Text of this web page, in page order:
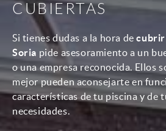
CUBIERTAS
Si tienes dudas a la hora decubrir
Soria pide asesoramiento a un
o una empresa reconocida. Ellos
mejor pueden aconsejarte en
características de tu piscina y de
necesidades.